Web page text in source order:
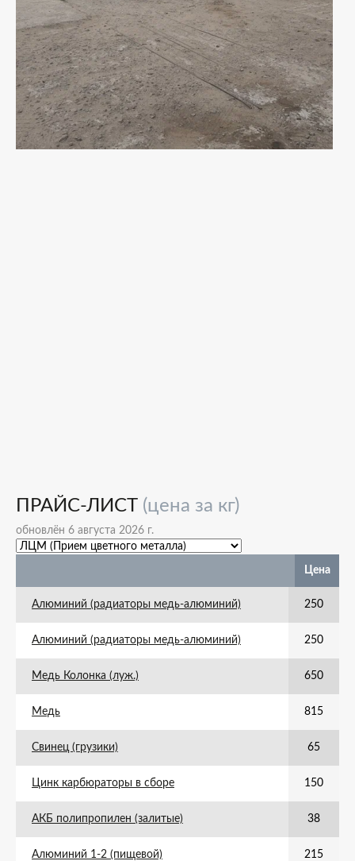
ПРАЙС-ЛИСТ (цена за кг)
обновлён 6 августа 2026 г.
Цена
Алюминий (радиаторы медь-алюминий) 250
Алюминий (радиаторы медь-алюминий) 250
Медь Колонка (луж.) 650
Медь 815
Свинец (грузики) 65
Цинк карбюраторы в сборе 150
АКБ полипропилен (залитые) 38
Алюминий 1-2 (пищевой) 215